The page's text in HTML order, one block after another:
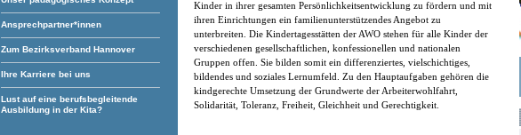
Ansprechpartner*innen
Zum Bezirksverband Hannover
Ihre Karriere bei uns
Lust auf eine berufsbegleitende
Ausbildung in der Kita?
Kinder in ihrer gesamten Persönlichkeitsentwicklung zu fördern und mit
ihren Einrichtungen ein familienunterstützendes Angebot zu
unterbreiten. Die Kindertagesstätten der AWO stehen für alle Kinder der
verschiedenen gesellschaftlichen, konfessionellen und nationalen
Gruppen offen. Sie bilden somit ein differenziertes, vielschichtiges,
bildendes und soziales Lernumfeld. Zu den Hauptaufgaben gehören die
kindgerechte Umsetzung der Grundwerte der Arbeiterwohlfahrt,
Solidarität, Toleranz, Freiheit, Gleichheit und Gerechtigkeit.